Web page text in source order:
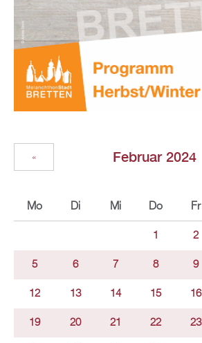
Februar 2024
«
Mo Di Mi Do Fr
1 2
5 6 7 8 9
12 13 14 15 16
19 20 21 22 23